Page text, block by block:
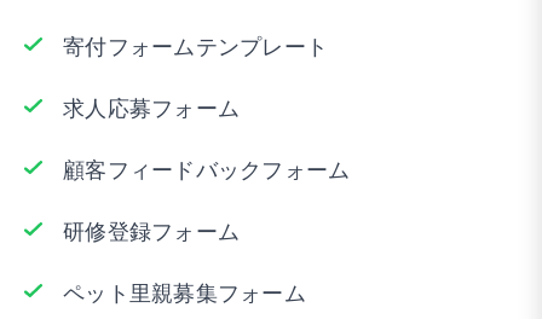
寄付フォームテンプレート
求人応募フォーム
顧客フィードバックフォーム
研修登録フォーム
ペット里親募集フォーム